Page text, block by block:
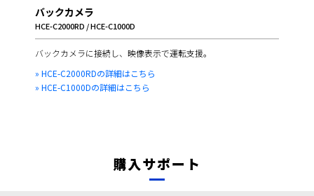
バックカメラ
HCE-C2000RD / HCE-C1000D
バックカメラに接続し、映像表示で運転支援。
» HCE-C2000RDの詳細はこちら
» HCE-C1000Dの詳細はこちら
購入サポート